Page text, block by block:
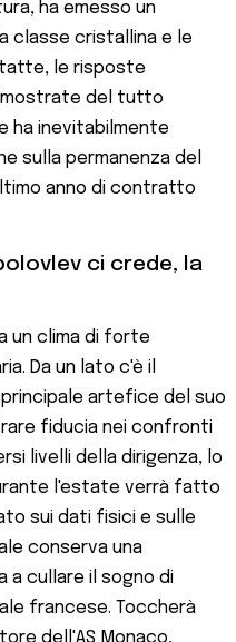
ha emesso un
classe cristallina e le
le risposte
del tutto
ha inevitabilmente
sulla permanenza del
anno di contratto
ci crede, la
un clima di forte
Da un lato c'è il
artefice del suo
fiducia nei confronti
livelli della dirigenza, lo
l'estate verrà fatto
sui dati fisici e sulle
conserva una
a cullare il sogno di
francese. Toccherà
dell'AS Monaco,